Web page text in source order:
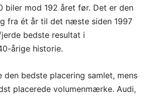
biler mod 192 året før. Det er den
fra ét år til det næste siden 1997
bedste resultat i
årige historie.
den bedste placering samlet, mens
placerede volumenmærke. Audi,